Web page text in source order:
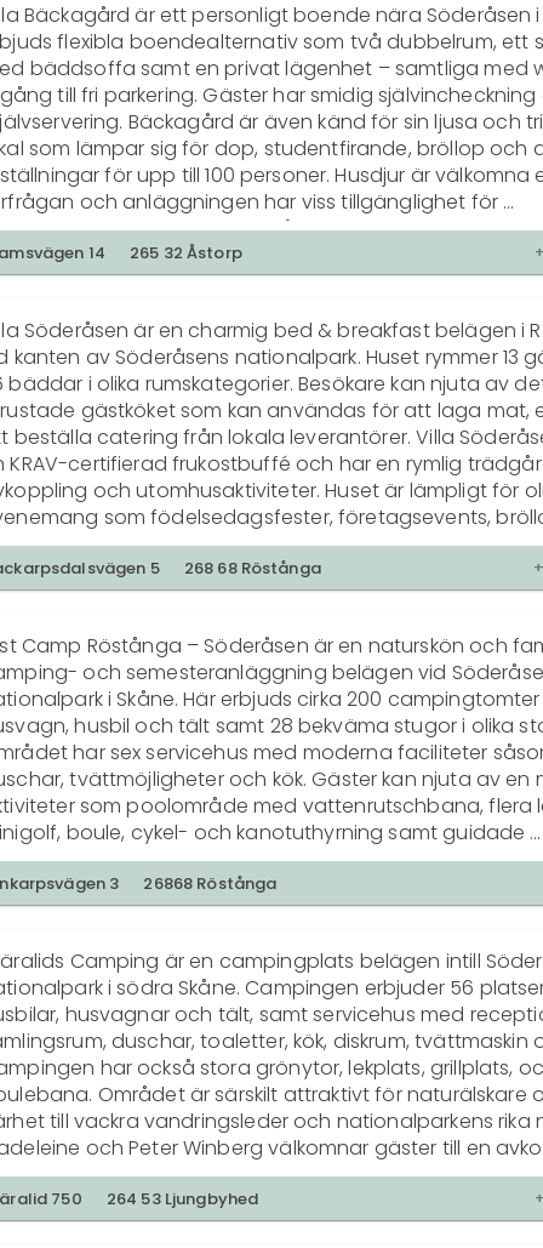
vi avskilda möten, fester och kickoffer i
fylld av elegans och historia.
skräddarsyr din vistelse – från paket med helpension
till weekends med golf, spa eller guidad
oss för att boka boende, konferens eller fest och
av Skåne i unik miljö.
Bäckagård är ett personligt boende nära Söderåsen i
flexibla boendealternativ som två dubbelrum, ett
bäddsoffa samt en privat lägenhet – samtliga med
till fri parkering. Gäster har smidig
Bäckagård är även känd för sin ljusa och
som lämpar sig för dop, studentfirande, bröllop och
för upp till 100 personer. Husdjur är välkomna
och anläggningen har viss tillgänglighet för
Villa Bäckagård drivs av en familj med
nytt liv och erbjuda en välkomnande och
naturupplevelser och kommunikationer till
14 265 32 Åstorp
Söderåsen är en charmig bed & breakfast belägen i
kanten av Söderåsens nationalpark. Huset rymmer 13
bäddar i olika rumskategorier. Besökare kan njuta av
gästköket som kan användas för att laga mat,
beställa catering från lokala leverantörer. Villa
KRAV-certifierad frukostbuffé och har en rymlig
och utomhusaktiviteter. Huset är lämpligt för
som födelsedagsfester, företagsevents,
För större grupper finns möjlighet att hyra
som ligger i närheten och erbjuder en
till 80 personer.
5 268 68 Röstånga
Camp Röstånga – Söderåsen är en naturskön och
och semesteranläggning belägen vid
i Skåne. Här erbjuds cirka 200
husbil och tält samt 28 bekväma stugor i olika
har sex servicehus med moderna faciliteter
tvättmöjligheter och kök. Gäster kan njuta av en
som poolområde med vattenrutschbana, flera
boule, cykel- och kanotuthyrning samt guidade
Under sommaren anordnas barnklubb,
och kvällsunderhållning. Campingen är
har rastgård samt närhet till badsjö (Odensjön) och
som vill kombinera avkoppling med
3 26868 Röstånga
Camping är en campingplats belägen intill
i södra Skåne. Campingen erbjuder 56
husvagnar och tält, samt servicehus med
duschar, toaletter, kök, diskrum, tvättmaskin
har också stora grönytor, lekplats, grillplats,
Området är särskilt attraktivt för naturälskare
till vackra vandringsleder och nationalparkens rika
och Peter Winberg välkomnar gäster till en
i naturnära miljö. Skäralids Camping är medlem i
och dessutom djurvänligt, vilket gör det möjligt
ta med husdjur.
750 264 53 Ljungbyhed